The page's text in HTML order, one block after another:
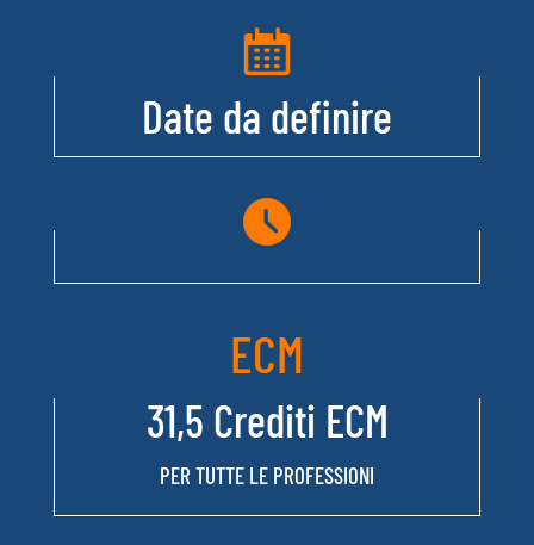
permette di identificare quali aree della pratica
professionale devono essere oggetto di
miglioramento.
Accanto allo strumento di misurazione (audit) è
indispensabile definire le "unità di misura",
rappresentate da un sistema di indicatori che
"esplorano" varie dimensioni della qualità: sicurezza,
estremizzato il peso degli indicatori di efficacia e
percepita dagli utenti, oggi l’attuazione del governo
della qualità assistenziale, sia di integrare gli
indicatori di qualità nei processi di governo
Date da definire
ECM
31,5 Crediti ECM
PER TUTTE LE PROFESSIONI